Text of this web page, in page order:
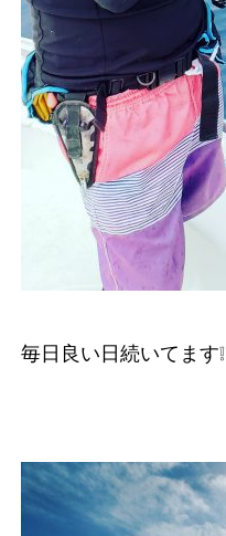
毎日良い日続いてます❕